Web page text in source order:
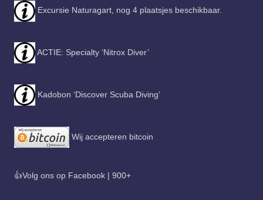
Excursie Naturagart, nog 4 plaatsjes beschikbaar.
ACTIE: Specialty ‘Nitrox Diver’
Kadobon ‘Discover Scuba Diving’
Wij accepteren bitcoin
👍Volg ons op Facebook | 900+